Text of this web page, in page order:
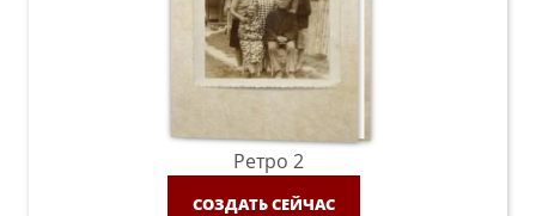
Ретро 2
СОЗДАТЬ СЕЙЧАС